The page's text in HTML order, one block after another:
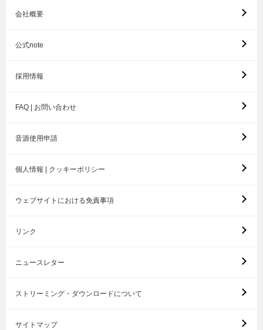
会社概要
公式note
採用情報
FAQ | お問い合わせ
音源使用申請
個人情報 | クッキーポリシー
ウェブサイトにおける免責事項
リンク
ニュースレター
ストリーミング・ダウンロードについて
サイトマップ